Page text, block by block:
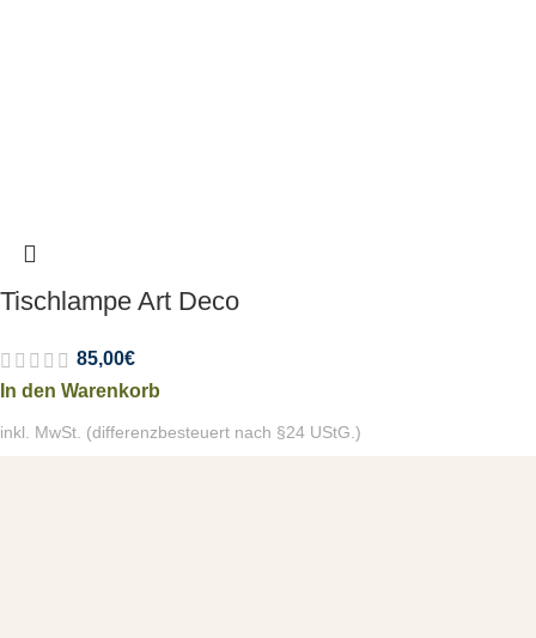
Tischlampe Art Deco
85,00€
In den Warenkorb
inkl. MwSt. (differenzbesteuert nach §24 UStG.)